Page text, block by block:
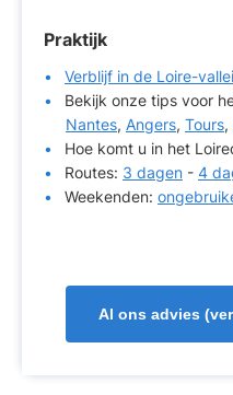
Praktijk
Verblijf in de Loire-vallei
Bekijk onze tips voor
Nantes, Angers, Tours,
Hoe komt u in het
Routes: 3 dagen - 4
Weekenden:
Al ons advies